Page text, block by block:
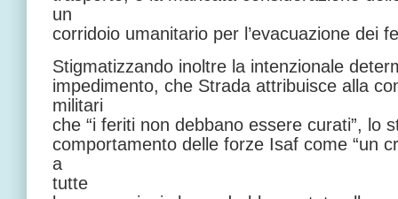
un
corridoio umanitario per l’evacuazione dei
Stigmatizzando inoltre la intenzionale
impedimento, che Strada attribuisce alla
militari
che “i feriti non debbano essere curati”, lo
comportamento delle forze Isaf come “un
a
tutte